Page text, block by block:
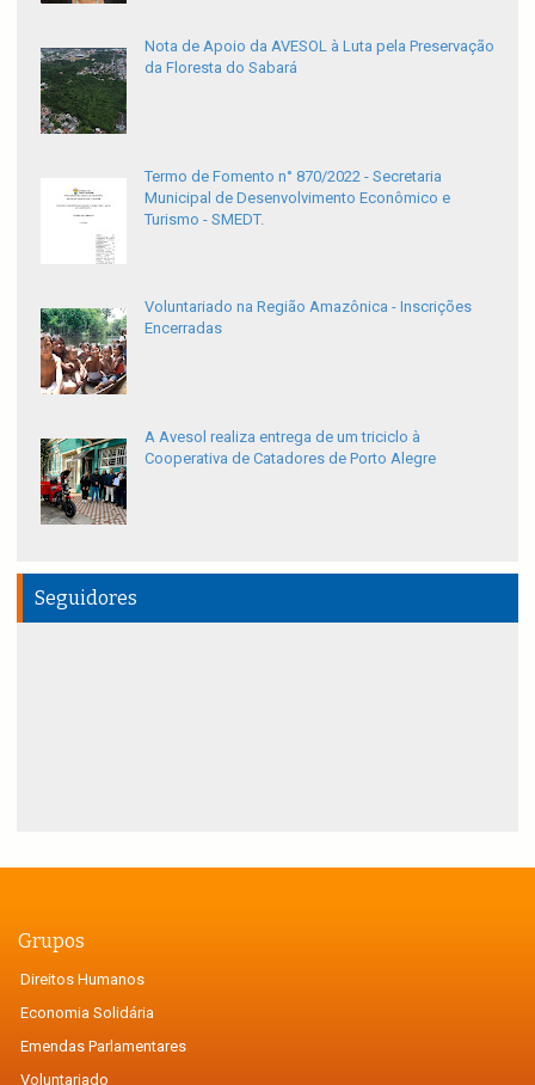
Nota de Apoio da AVESOL à Luta pela Preservação
da Floresta do Sabará
Termo de Fomento n° 870/2022 - Secretaria
Municipal de Desenvolvimento Econômico e
Turismo - SMEDT.
Voluntariado na Região Amazônica - Inscrições
Encerradas
A Avesol realiza entrega de um triciclo à
Cooperativa de Catadores de Porto Alegre
Seguidores
Grupos
Direitos Humanos
Economia Solidária
Emendas Parlamentares
Voluntariado